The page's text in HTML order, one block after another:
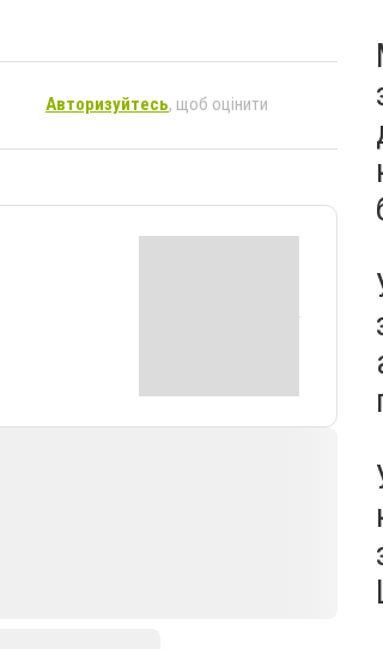
Авторизуйтесь, щоб оцінити